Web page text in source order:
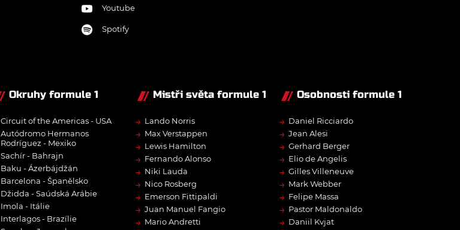
Youtube
Spotify
Okruhy formule 1
Circuit of the Americas - USA
Autódromo Hermanos
Rodríguez - Mexiko
Sachír - Bahrajn
Baku - Ázerbájdžán
Barcelona - Španělsko
Džidda - Saúdská Arábie
Imola - Itálie
Interlagos - Brazílie
Mistři světa formule 1
→ Lando Norris
→ Max Verstappen
→ Lewis Hamilton
→ Fernando Alonso
→ Niki Lauda
→ Nico Rosberg
→ Emerson Fittipaldi
→ Juan Manuel Fangio
→ Mario Andretti
Osobnosti formule 1
→ Daniel Ricciardo
→ Jean Alesi
→ Gerhard Berger
→ Elio de Angelis
→ Gilles Villeneuve
→ Mark Webber
→ Felipe Massa
→ Pastor Maldonaldo
→ Daniil Kvjat